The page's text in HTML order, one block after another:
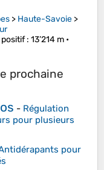
> Haute-Savoie >
positif: 13’214 m •
prochaine
- Régulation
pour plusieurs
pour